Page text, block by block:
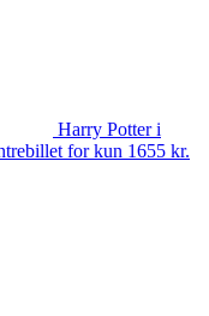
Harry Potter i
for kun 1655 kr.